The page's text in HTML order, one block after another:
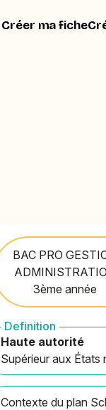
Créer ma fiche
BAC PRO
3ème année
Definition
Haute autorité
Supérieur aux États
Contexte du plan